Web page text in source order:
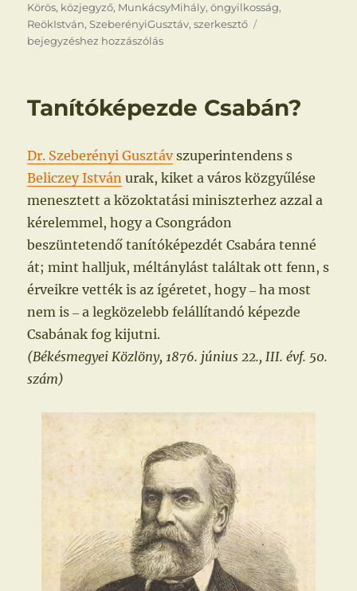
Körös, közjegyző, MunkácsyMihály,öngyilkosság,
ReökIstván,SzeberényiGusztáv,szerkesztő
bejegyzéshez hozzászólás
Tanítóképezde Csabán?
Dr. Szeberényi Gusztávszuperintendens s
Beliczey István urak, kiket a város közgyűlése
menesztett a közoktatási miniszterhez azzal a
kérelemmel, hogy a Csongrádon
beszüntetendő tanítóképezdét Csabára tenné
át; mint halljuk, méltánylást találtak ott fenn, s
érveikre vették is az ígéretet, hogy ‒ ha most
nem is ‒ a legközelebb felállítandó képezde
Csabának fog kijutni.
(Békésmegyei Közlöny, 1876. június 22., III. évf. 50.
szám)